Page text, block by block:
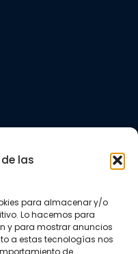
las
para almacenar y/o
Lo hacemos para
y para mostrar anuncios
a estas tecnologías nos
de